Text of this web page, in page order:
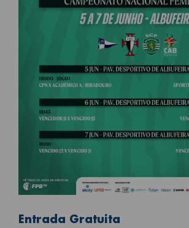
Entrada Gratuita